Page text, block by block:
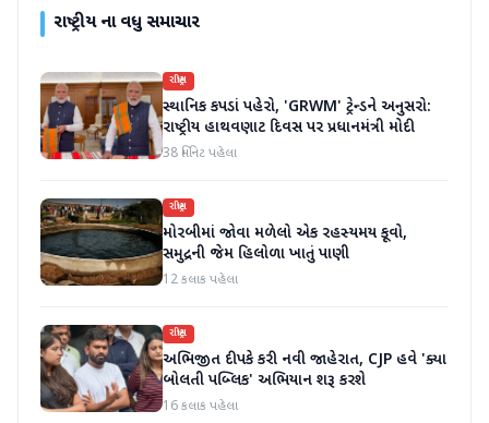
રાષ્ટ્રીયના વધુ સમાચાર
રાષ્ટ્રીય
સ્થાનિક કપડાં પહેરો, 'GRWM' ટ્રેન્ડને અનુસરો:
રાષ્ટ્રીય હાથવણાટ દિવસ પર પ્રધાનમંત્રી મોદી
38 મિનિટ પહેલા
રાષ્ટ્રીય
મોરબીમાં જોવા મળેલો એક રહસ્યમય કૂવો,
સમુદ્રની જેમ હિલોળા ખાતું પાણી
12 કલાક પહેલા
રાષ્ટ્રીય
અભિજીત દીપકે કરી નવી જાહેરાત, CJP હવે 'ક્યા
બોલતી પબ્લિક' અભિયાન શરૂ કરશે
16 કલાક પહેલા